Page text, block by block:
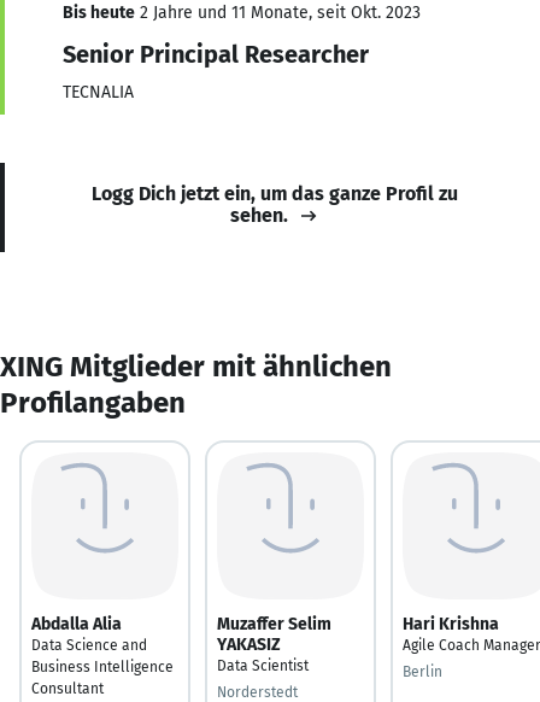
Bis heute 2 Jahre und 11 Monate, seit Okt. 2023
Senior Principal Researcher
TECNALIA
Logg Dich jetzt ein, um das ganze Profil zu
sehen.
XING Mitglieder mit ähnlichen
Profilangaben
Abdalla Alia
Data Science and
Business Intelligence
Consultant
Muzaffer Selim
YAKASIZ
Data Scientist
Norderstedt
Hari Krishna
Agile Coach Manager
Berlin